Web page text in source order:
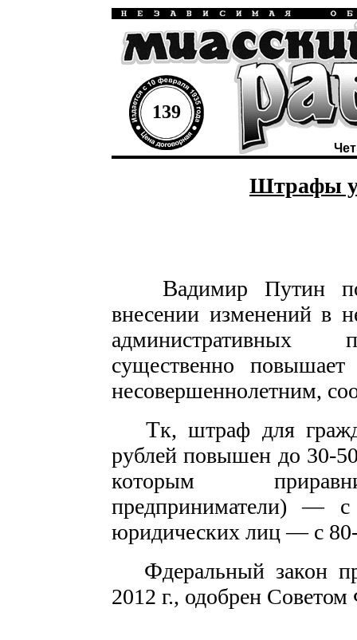
139
Штрафы
Вадимир Путин
внесении изменений в
административных
существенно
несовершеннолетним,
Тк, штраф для
рублей повышен до 30-
которым
предприниматели) —
юридических лиц — с
Фдеральный закон
2012 г., одобрен